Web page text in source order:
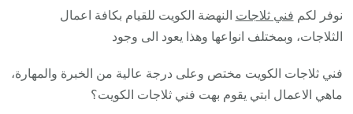
نوفر لكم فني ثلاجات النهضة الكويت للقيام بكافة اعمال
الثلاجات، وبمختلف انواعها وهذا يعود الى وجود
فني ثلاجات الكويت مختص وعلى درجة عالية من الخبرة والمهارة،
ماهي الاعمال ابتي يقوم بهت فني ثلاجات الكويت؟